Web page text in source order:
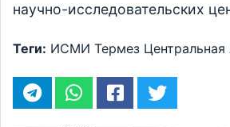
научно-исследовательских
Теги: ИСМИ Термез Центральная